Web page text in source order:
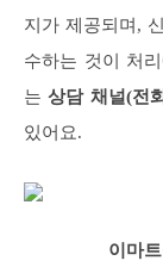
지가 제공되며,
수하는 것이 처
는상담 채널(전
있어요.
이마